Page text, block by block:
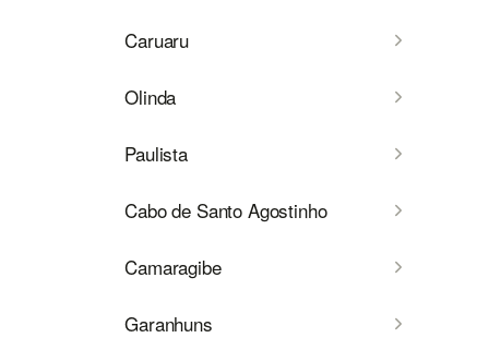
Caruaru
Olinda
Paulista
Cabo de Santo Agostinho
Camaragibe
Garanhuns